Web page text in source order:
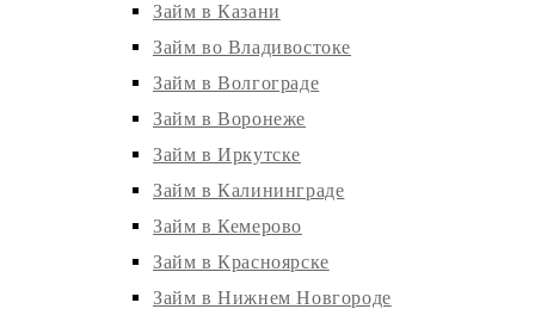
Займ в Казани
Займ во Владивостоке
Займ в Волгограде
Займ в Воронеже
Займ в Иркутске
Займ в Калининграде
Займ в Кемерово
Займ в Красноярске
Займ в Нижнем Новгороде